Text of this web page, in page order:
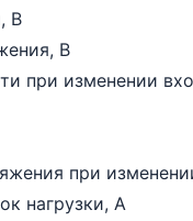
В
В
при изменении
при
нагрузки, А